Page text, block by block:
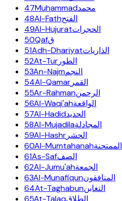
47Muhammadمحمد
48Al-Fathالفتح
49Al-Hujuratالحجرات
50Qafق
51Adh-Dhariyatالذاريات
52At-Tur الطور
53An-Najmالنجم
54Al-Qamar القمر
55Ar-Rahmanالرحمن
56Al-Waqi'ahالواقعة
57Al-Hadidالحديد
58Al-Mujadilaالمجادلة
59Al-Hashr الحشر
60Al-Mumtahanahالممتحنة
61As-Safالصف
62Al-Jumu'ahالجمعة
63Al-Munafiqunالمنافقون
64At-Taghabunالتغابن
65At-Talaqالطلاق